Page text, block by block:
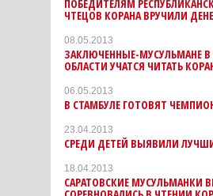
ПОБЕДИТЕЛЯМ
ЧТЕЦОВ КОРАНА ВРУЧИЛИ
08.05.2013
ЗАКЛЮЧЕННЫЕ-МУСУЛЬМАНЕ В
ОБЛАСТИ УЧАТСЯ ЧИТАТЬ
06.05.2013
В СТАМБУЛЕ ГОТОВЯТ
23.04.2013
СРЕДИ ДЕТЕЙ ВЫЯВИЛИ
18.04.2013
САРАТОВСКИЕ МУСУЛЬМАНКИ